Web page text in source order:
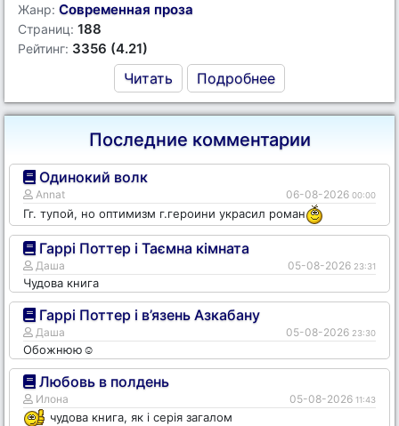
Жанр: Современная проза
Страниц: 188
Рейтинг: 3356 (4.21)
Читать Подробнее
Последние комментарии
Одинокий волк
Annat 06-08-2026 00:00
Гг. тупой, но оптимизм г.героини украсил роман
Гаррі Поттер і Таємна кімната
Даша 05-08-2026 23:31
Чудова книга
Гаррі Поттер і в’язень Азкабану
Даша 05-08-2026 23:30
Обожнюю☺️
Любовь в полдень
Илона 05-08-2026 11:43
чудова книга, як і серія загалом